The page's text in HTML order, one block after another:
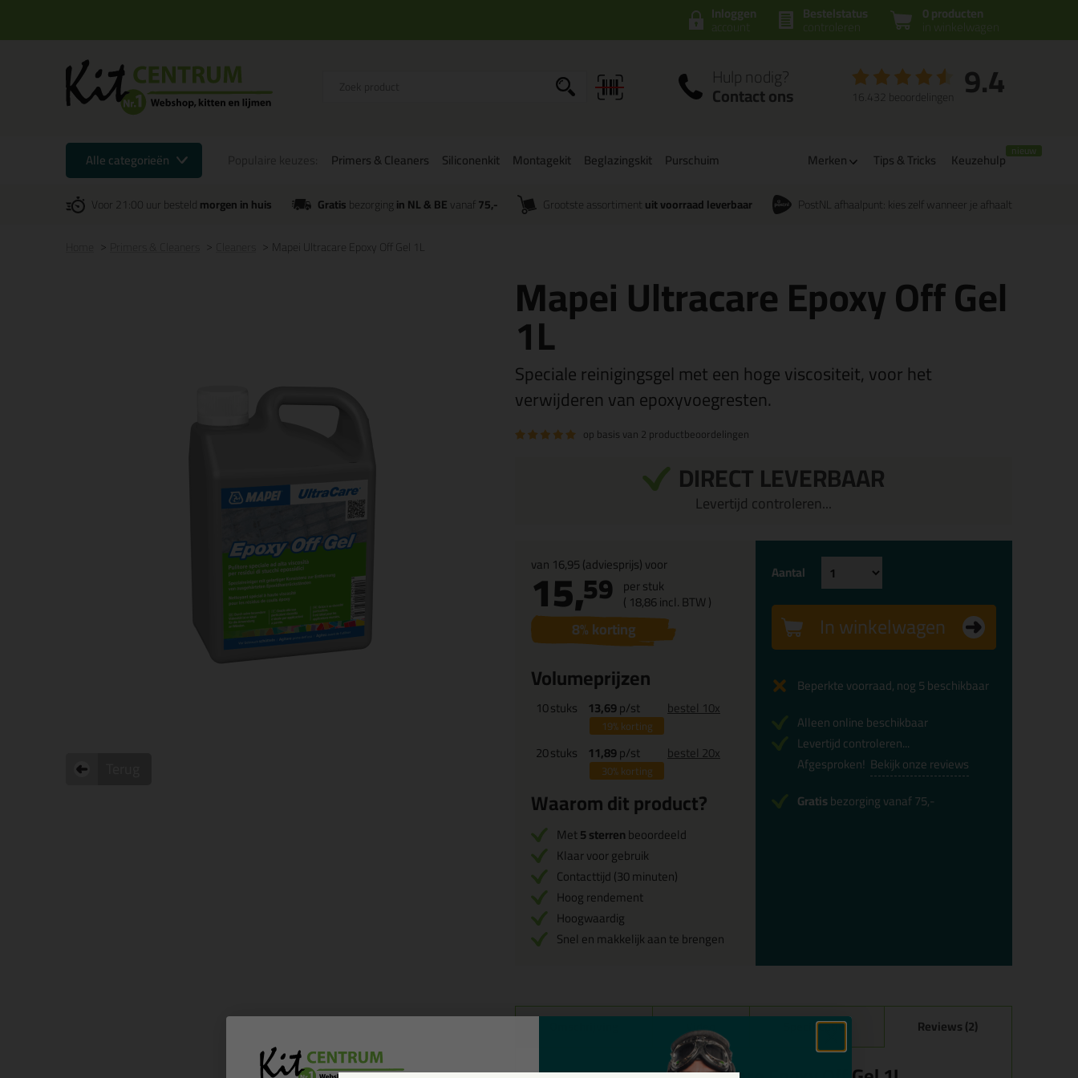
0 producten
in winkelwagen
Bestelstatus
controleren
Inloggen
account
Hulp nodig?
Contact ons 9.4
16.432 beoordelingen
Alle categorieën Primers & Cleaners Siliconenkit Montagekit Beglazingskit Purschuim Merken Tips & Tricks Keuzehulp
Voor 21:00 uur besteldmorgen in huis Gratisbezorgingin NL & BEvanaf 75,- Grootste assortiment uit voorraad leverbaar PostNL afhaalpunt: kies zelf wanneer je afhaalt
Mapei Ultracare Epoxy Off Gel 1L
Mapei Ultracare Epoxy Off Gel
1L
Speciale reinigingsgel met een hoge viscositeit, voor het
verwijderen van epoxyvoegresten.
op basis van 2 productbeoordelingen
DIRECT LEVERBAAR
Levertijd controleren...
van 16,95(adviesprijs) voor
15,59 per stuk
( 18,86incl. BTW )
8% korting
Volumeprijzen
10stuks 13,69p/st
19%korting
bestel 10x
20stuks 11,89p/st
30%korting
bestel 20x
Waarom dit product?
Met5 sterrenbeoordeeld
Klaar voor gebruik
Contacttijd (30 minuten)
Hoog rendement
Hoogwaardig
Snel en makkelijk aan te brengen
Aantal
In winkelwagen
Beperkte voorraad, nog 5 beschikbaar
Alleen online beschikbaar
Levertijd controleren...
Afgesproken! Bekijk onze reviews
Gratisbezorging vanaf 75,-
Video Specificaties Reviews (2)